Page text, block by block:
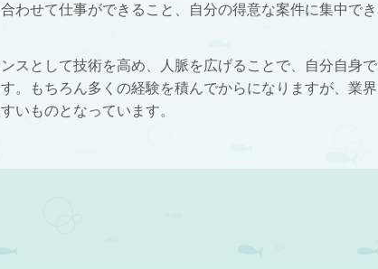
わせて仕事ができること、自分の得意な案件に集中でき
スとして技術を高め、人脈を広げることで、自分自身で
。もちろん多くの経験を積んでからになりますが、業界
いものとなっています。